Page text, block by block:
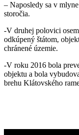
– Naposledy sa v
storočia.
-V druhej polovici
odkúpený štátom,
chránené územie.
-V roku 2016 bola
objektu a bola
brehu Klátovského